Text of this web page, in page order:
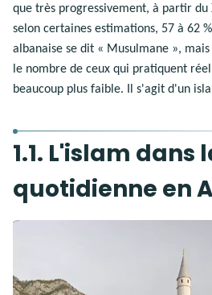
que très progressivement, à partir du
selon certaines estimations, 57 à 62
albanaise se dit « Musulmane »,
le nombre de ceux qui pratiquent
beaucoup plus faible. Il s'agit d'un
1.1. L'islam dans
quotidienne en